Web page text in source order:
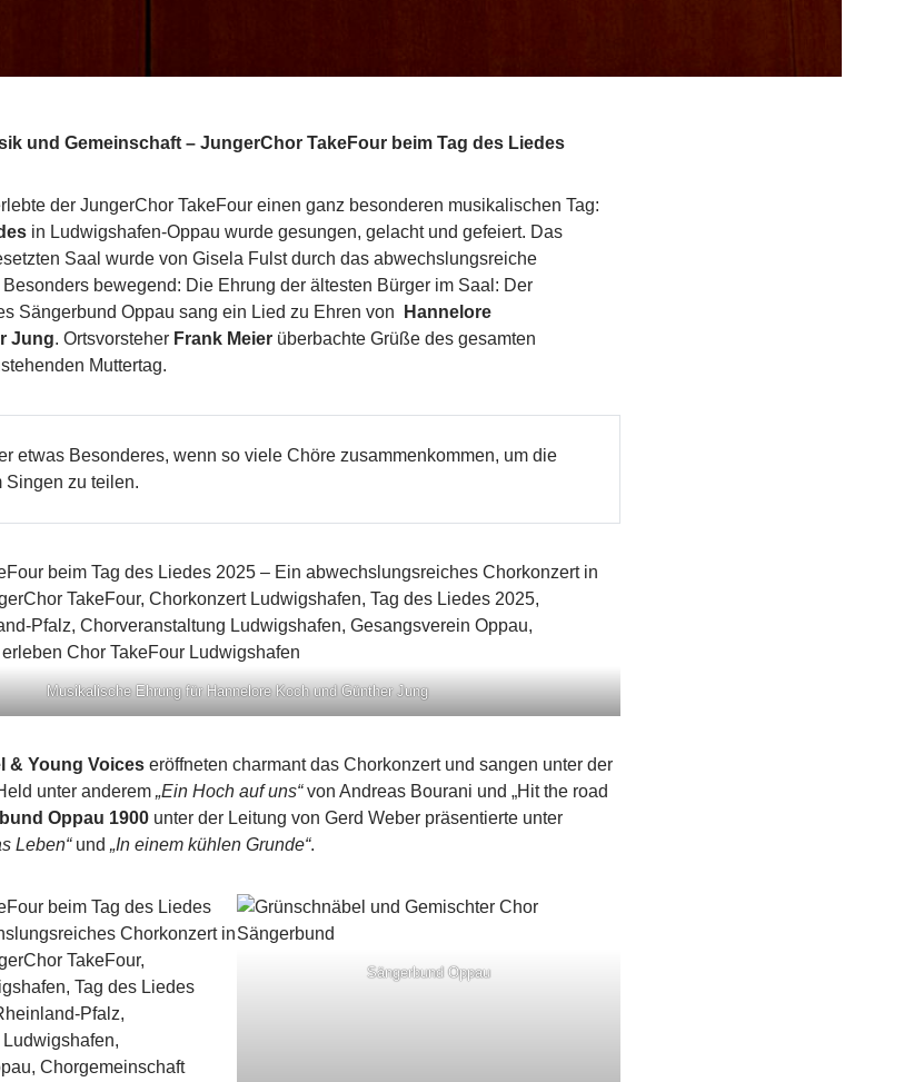
und Gemeinschaft – JungerChor TakeFour beim Tag des Liedes
der JungerChor TakeFour einen ganz besonderen musikalischen Tag:
in Ludwigshafen-Oppau wurde gesungen, gelacht und gefeiert. Das
Saal wurde von Gisela Fulst durch das abwechslungsreiche
Besonders bewegend: Die Ehrung der ältesten Bürger im Saal: Der
Sängerbund Oppau sang ein Lied zu Ehren von
Hannelore
Jung. Ortsvorsteher Frank Meier überbachte Grüße des gesamten
Muttertag.
etwas Besonderes, wenn so viele Chöre zusammenkommen, um die
Singen zu teilen.
Musikalische Ehrung für Hannelore Koch und Günther Jung
& Young Voices eröffneten charmant das Chorkonzert und sangen unter der
unter anderem „Ein Hoch auf uns“von Andreas Bourani und „Hit the road
Oppau 1900 unter der Leitung von Gerd Weber präsentierte unter
Leben“und „In einem kühlen Grunde“.
Sängerbund Oppau